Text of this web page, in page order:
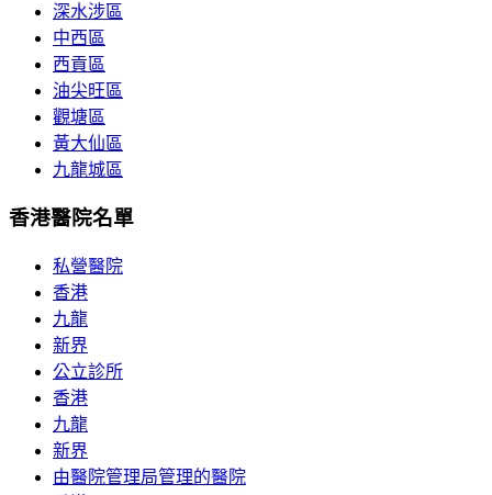
深水涉區
中西區
西貢區
油尖旺區
觀塘區
黃大仙區
九龍城區
香港醫院名單
私營醫院
香港
九龍
新界
公立診所
香港
九龍
新界
由醫院管理局管理的醫院